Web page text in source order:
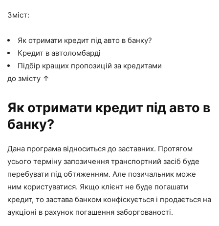
Зміст:
Як отримати кредит під авто в банку?
Кредит в автоломбарді
Підбір кращих пропозицій за кредитами
до змісту ↑
Як отримати кредит під авто в
банку?
Дана програма відноситься до заставних. Протягом
усього терміну запозичення транспортний засіб буде
перебувати під обтяженням. Але позичальник може
ним користуватися. Якщо клієнт не буде погашати
кредит, то застава банком конфіскується і продається на
аукціоні в рахунок погашення заборгованості.